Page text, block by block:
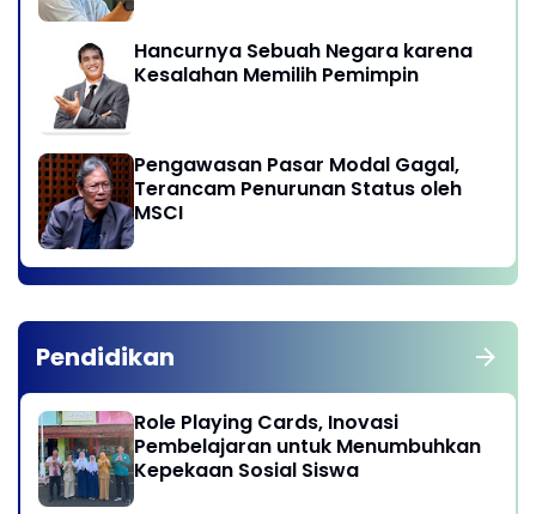
Hancurnya Sebuah Negara karena
Kesalahan Memilih Pemimpin
Pengawasan Pasar Modal Gagal,
Terancam Penurunan Status oleh
MSCI
Pendidikan
Role Playing Cards, Inovasi
Pembelajaran untuk Menumbuhkan
Kepekaan Sosial Siswa